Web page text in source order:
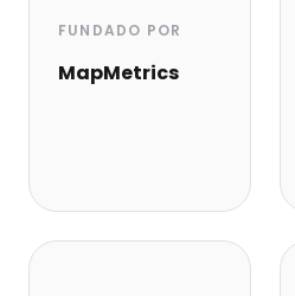
FUNDADO POR
MapMetrics